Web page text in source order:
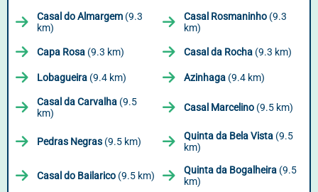
Casal do Almargem (9.3
km)
Casal Rosmaninho (9.3
km)
Capa Rosa (9.3 km) Casal da Rocha (9.3 km)
Lobagueira (9.4 km) Azinhaga (9.4 km)
Casal da Carvalha (9.5
km)
Casal Marcelino (9.5 km)
Pedras Negras (9.5 km) Quinta da Bela Vista (9.5
km)
Casal do Bailarico (9.5 km) Quinta da Bogalheira (9.5
km)